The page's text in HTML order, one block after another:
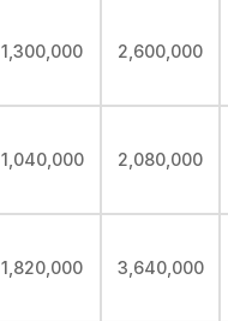
1,300,000 2,600,000
1,040,000 2,080,000
1,820,000 3,640,000